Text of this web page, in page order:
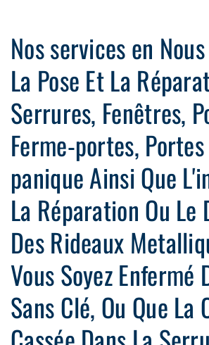
Nos services en
La Pose Et La
Serrures, Fenêtres,
Ferme-portes,
panique Ainsi Que
La Réparation Ou Le
Des Rideaux
Vous Soyez Enfermé
Sans Clé, Ou Que La